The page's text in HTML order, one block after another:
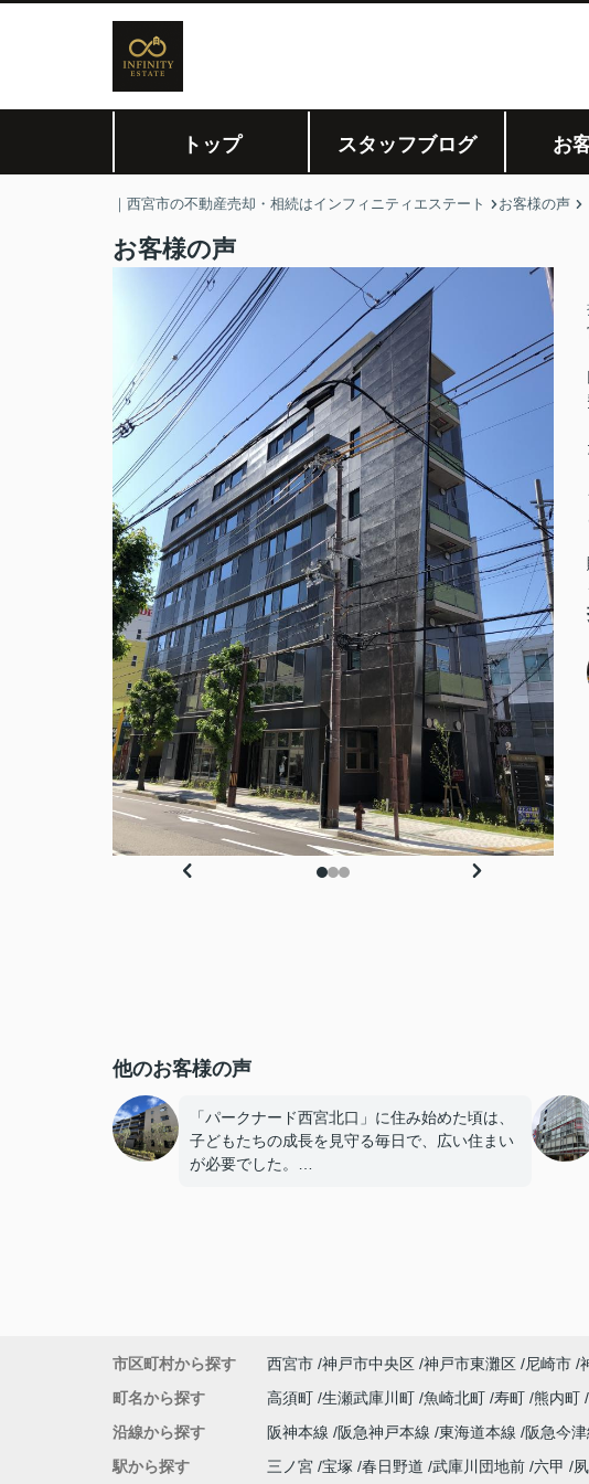
トップ スタッフブログ お
｜西宮市の不動産売却・相続はインフィニティエステート お客様の声
お客様の声
他のお客様の声
「パークナード西宮北口」に住み始めた頃は、
子どもたちの成長を見守る毎日で、広い住まい
が必要でした。
と話すことが多くなりました。
良い広さの住まいへ住み替えることを決めまし
市区町村から探す 西宮市 神戸市中央区 神戸市東灘区 尼崎市
町名から探す
高須町 生瀬武庫川町 魚崎北町 寿町 熊内町
沿線から探す
阪神本線 阪急神戸本線 東海道本線 阪急今
駅から探す
三ノ宮 宝塚 春日野道 武庫川団地前 六甲 夙